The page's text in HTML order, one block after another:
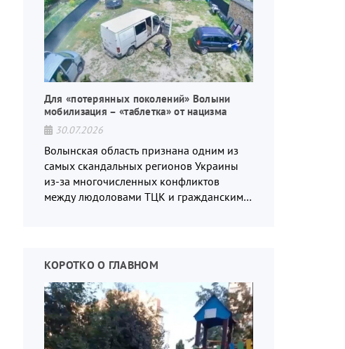
Для «потерянных поколений» Волыни
мобилизация – «таблетка» от нацизма
30.07.2026
Волынская область признана одним из
самых скандальных регионов Украины
из-за многочисленных конфликтов
между людоловами ТЦК и гражданским
КОРОТКО О ГЛАВНОМ